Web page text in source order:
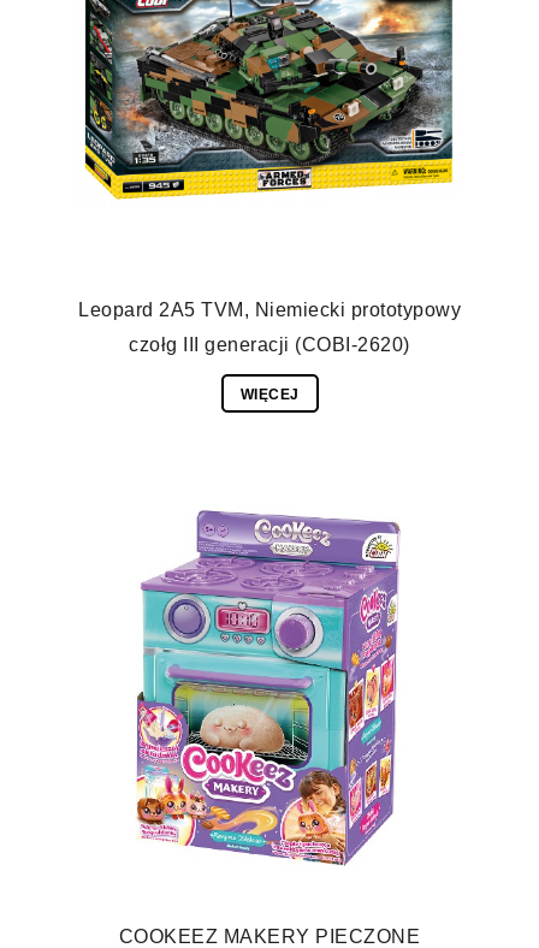
Leopard 2A5 TVM, Niemiecki prototypowy
czołg III generacji (COBI-2620)
WIĘCEJ
COOKEEZ MAKERY PIECZONE